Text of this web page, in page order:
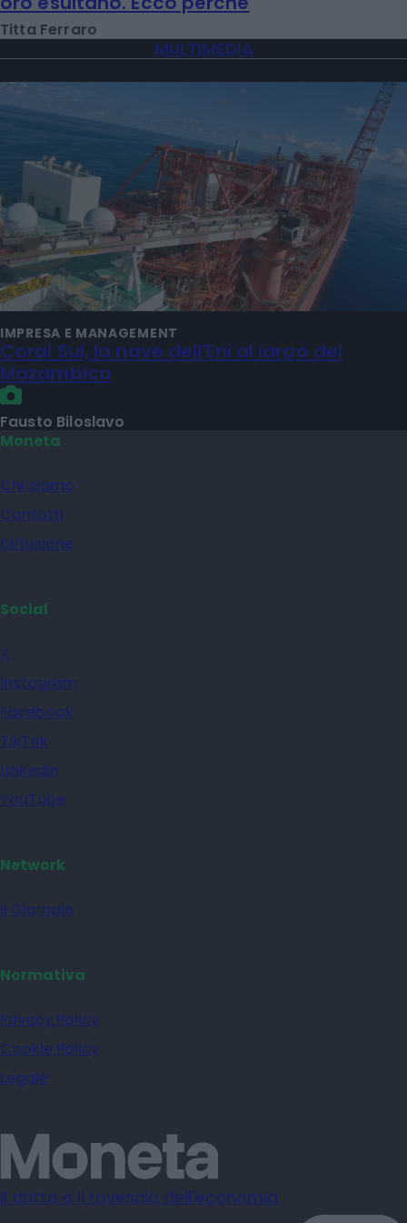
Titta Ferraro
MULTIMEDIA
IMPRESA E MANAGEMENT
Coral Sul, la nave dell'Eni al largo del
Mozambico
Fausto Biloslavo
Moneta
Chi siamo
Contatti
Diffusione
Social
X
Instagram
Facebook
TikTok
Linkedin
YouTube
Network
il Giornale
Normativa
Privacy Policy
Cookie Policy
Legale
Il dritto e il rovescio dell'economia